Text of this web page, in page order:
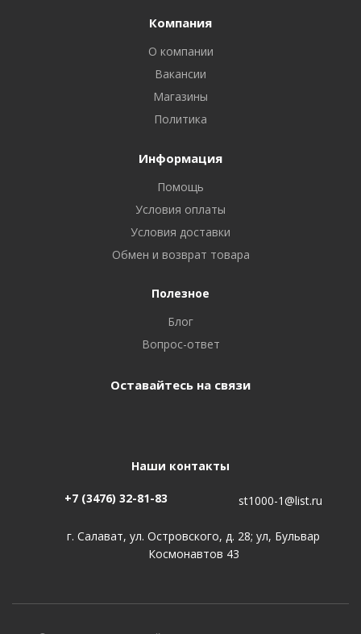
Компания
О компании
Вакансии
Магазины
Политика
Информация
Помощь
Условия оплаты
Условия доставки
Обмен и возврат товара
Полезное
Блог
Вопрос-ответ
Оставайтесь на связи
Наши контакты
+7 (3476) 32-81-83 st1000-1@list.ru
г. Салават, ул. Островского, д. 28; ул, Бульвар
Космонавтов 43